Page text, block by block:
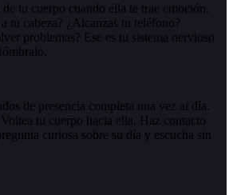
tu cuerpo cuando ella te trae emoción.
a tu cabeza? ¿Alcanzas tu teléfono?
problemas? Ese es tu sistema nervioso
de presencia completa una vez al día.
tu cuerpo hacia ella. Haz contacto
curiosa sobre su día y escucha sin